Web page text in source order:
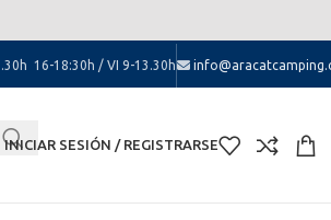
16-18:30h / VI 9-13.30h
INICIAR SESIÓN / REGISTRARSE